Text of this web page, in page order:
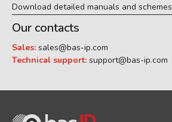
Download detailed manuals and schemes
Our contacts
Sales: sales@bas-ip.com
Technical support: support@bas-ip.com